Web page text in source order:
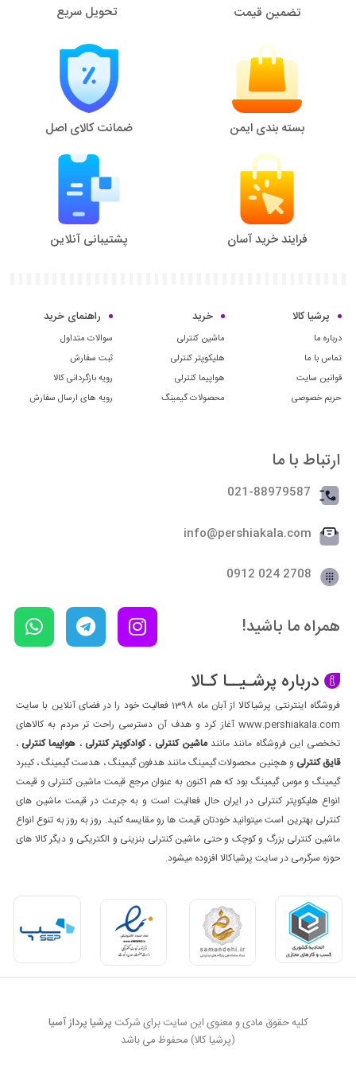
" سایت پرشیا کالا که بزرگ ترین و متنوع ترین ماشین کنترلی های بازار شامل
ماشین کنترلی بنزینی
ماشین کنترلی الکتریکی ماشین کنترلی آفرود
ماشین کنترلی
راه سازی،ماشین کنترلی بزرگ
مراجعه کنید و خرید خود را
انجام دهید.
همچنین میتوانید جهت
از طریق (دکمه قرمز چت آنلاین
در سمت چپ) با کارشناسان فروش ما در ارتباط باشید.
ماشین‌های واقعی هستند، اما طراحی و ویژگی‌های آنها به شکلی است که به کودکان
امکان می‌دهد تا تجربه‌ی واقعیت‌نما از فعالیت‌های راه‌سازی را داشته باشند و از طریق
بازی و سرگرمی با مفاهیم راه‌سازی آشنا شوند.
تضمین قیمت تحویل سریع
بسته بندی ایمن ضمانت کالای اصل
فرایند خرید آسان پشتیبانی آنلاین
پرشیا کالا
درباره ما
تماس با ما
قوانین سایت
حریم خصوصی
خرید
ماشین کنترلی
هلیکوپتر کنترلی
هواپیما کنترلی
محصولات گیمینگ
راهنمای خرید
سوالات متداول
ثبت سفارش
رویه بازگردانی کالا
رویه های ارسال سفارش
ارتباط با ما
021-88979587
info@pershiakala.com
2708 024 0912
همراه ما باشید!
درباره پرشـیــا کـالا
فروشگاه اینترنتی پرشیاکالا از آبان ماه 1398 فعالیت خود را در فضای آنلاین با سایت
www.pershiakala.com آغاز کرد و هدف آن دسترسی راحت تر مردم به کالاهای
تخخصی این فروشگاه مانند مانندماشین کنترلی ،کوادکوپتر کنترلی ، هواپیما کنترلی،
قایق کنترلی و هچنین محصولات گیمینگ مانند هدفون گیمینگ ، هدست گیمینگ ، کیبرد
گیمینگ و موس گیمینگ بود که هم اکنون به عنوان مرجع قیمت ماشین کنترلی و قیمت
انواع هلیکوپتر کنترلی در ایران حال فعالیت است و به جرعت در قیمت ماشین های
کنترلی بهترین است میتوانید خودتان قیمت ها رو مقایسه کنید. روز به روز به تنوع انواع
ماشین کنترلی بزرگ و کوچک و حتی ماشین کنترلی بنزینی و الکتریکی و دیگر کالا های
حوزه سرگرمی در سایت پرشیاکالا افزوده میشود.
کلیه حقوق مادی و معنوی این سایت برای شرکت پرشیا پرداز آسیا
(پرشیا کالا) محفوظ می باشد